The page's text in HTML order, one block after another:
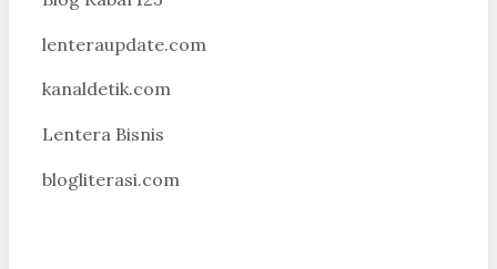
lenteraupdate.com
kanaldetik.com
Lentera Bisnis
blogliterasi.com